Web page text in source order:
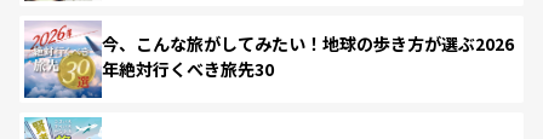
今、こんな旅がしてみたい！地球の歩き方が選ぶ2026
年絶対行くべき旅先30